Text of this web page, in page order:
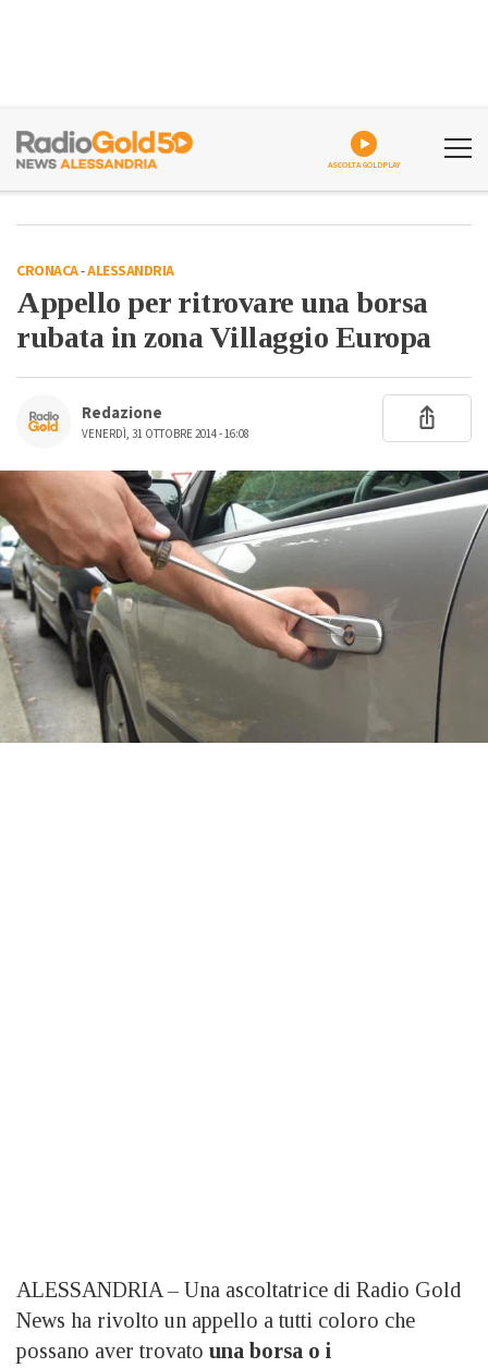
ASCOLTA GOLDPLAY
CRONACA-ALESSANDRIA
Appello per ritrovare una borsa
rubata in zona Villaggio Europa
Redazione
VENERDÌ, 31 OTTOBRE 2014 - 16:08
ALESSANDRIA – Una ascoltatrice di Radio Gold
News ha rivolto un appello a tutti coloro che
possano aver trovato una borsa o i